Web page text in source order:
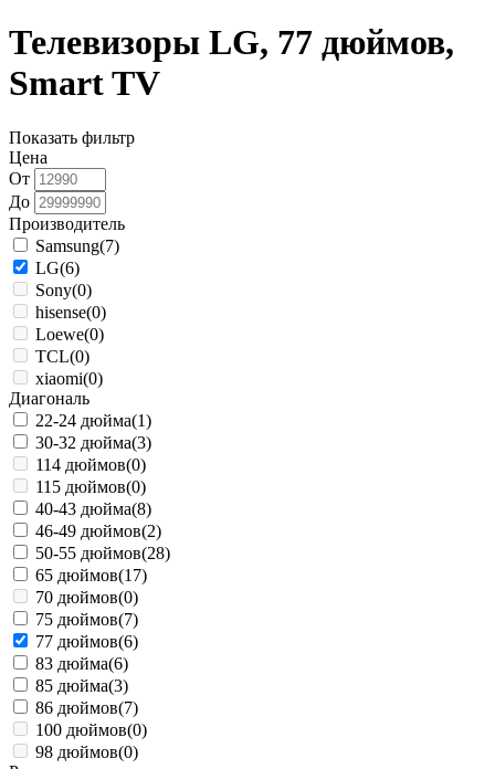
Телевизоры LG, 77 дюймов,
Smart TV
Показать фильтр
Цена
От
До
Производитель
Samsung(7)
LG(6)
Sony(0)
hisense(0)
Loewe(0)
TCL(0)
xiaomi(0)
Диагональ
22-24 дюйма(1)
30-32 дюйма(3)
114 дюймов(0)
115 дюймов(0)
40-43 дюйма(8)
46-49 дюймов(2)
50-55 дюймов(28)
65 дюймов(17)
70 дюймов(0)
75 дюймов(7)
77 дюймов(6)
83 дюйма(6)
85 дюйма(3)
86 дюймов(7)
100 дюймов(0)
98 дюймов(0)